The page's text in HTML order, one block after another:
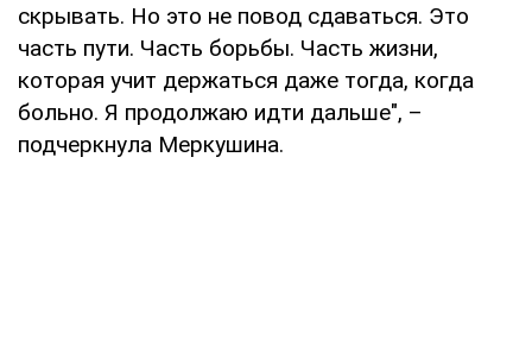
скрывать. Но это не повод сдаваться. Это
часть пути. Часть борьбы. Часть жизни,
которая учит держаться даже тогда, когда
больно. Я продолжаю идти дальше", –
подчеркнула Меркушина.